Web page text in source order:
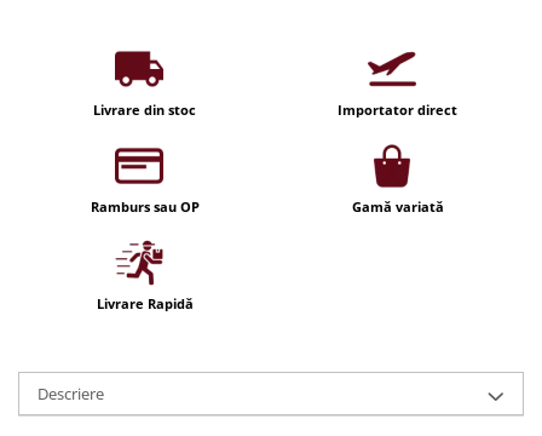
Becuri LED cu filament
Corpuri de emergenta
Uncategorized
Aplica LED
Profil banda LED
Iluminat decorativ de Craciun
Livrare din stoc Importator direct
Ramburs sau OP Gamă variată
Livrare Rapidă
Descriere